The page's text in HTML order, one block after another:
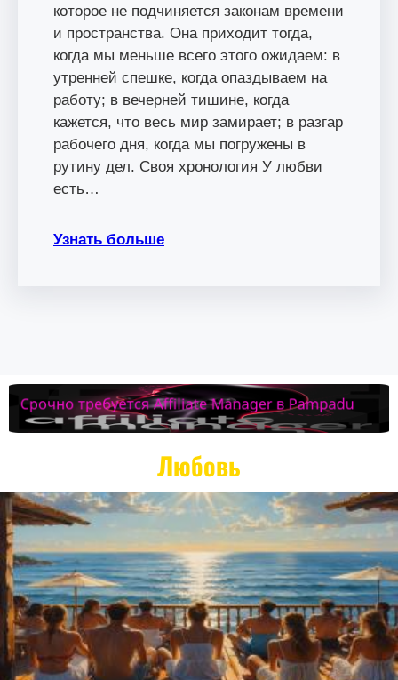
которое не подчиняется законам времени
и пространства. Она приходит тогда,
когда мы меньше всего этого ожидаем: в
утренней спешке, когда опаздываем на
работу; в вечерней тишине, когда
кажется, что весь мир замирает; в разгар
рабочего дня, когда мы погружены в
рутину дел. Своя хронология У любви
есть…
Узнать больше
Любовь